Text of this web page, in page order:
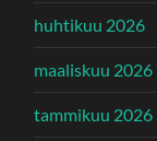
huhtikuu 2026
maaliskuu 2026
tammikuu 2026